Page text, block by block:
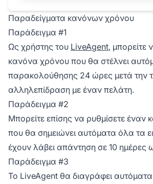
Παραδείγματα κανόνων χρόνου
Παράδειγμα #1
Ως χρήστης του LiveAgent, μπορείτε
κανόνα χρόνου που θα στέλνει
παρακολούθησης 24 ώρες μετά την
αλληλεπίδραση με έναν πελάτη.
Παράδειγμα #2
Μπορείτε επίσης να ρυθμίσετε έναν
που θα σημειώνει αυτόματα όλα τα
έχουν λάβει απάντηση σε 10 ημέρες
Παράδειγμα #3
Το LiveAgent θα διαγράφει αυτόματα